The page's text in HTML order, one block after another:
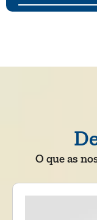
O que as